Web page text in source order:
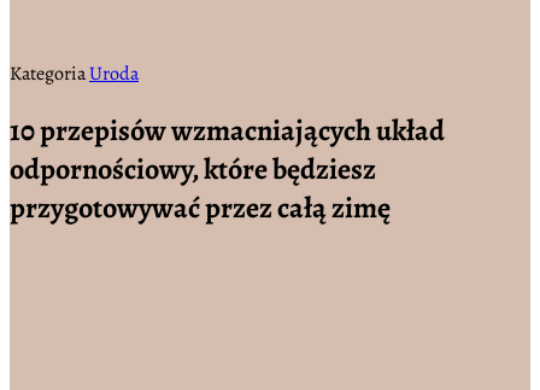
KategoriaUroda
10 przepisów wzmacniających układ
odpornościowy, które będziesz
przygotowywać przez całą zimę